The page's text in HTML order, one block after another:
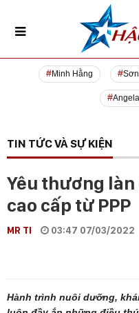
Minh Hằng
TIN TỨC VÀ SỰ KIỆN
Yêu thương
cao cấp từ PPP
MR TI 03:47 07/03/2022
Hành trình nuôi dưỡng,